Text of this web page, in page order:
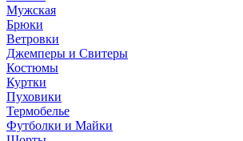
Мужская
Брюки
Ветровки
Джемперы и Свитеры
Костюмы
Куртки
Пуховики
Термобелье
Футболки и Майки